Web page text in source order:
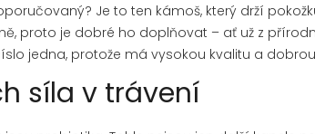
Je to ten kámoš, který drží
proto je dobré ho doplňovat – ať už z
jedna, protože má vysokou kvalitu a
síla v trávení